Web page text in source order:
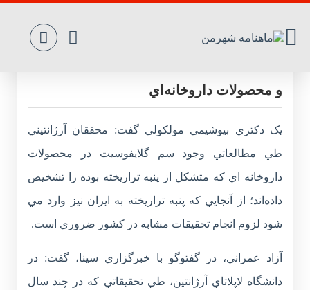
احتمال وجودسم «گلايفوسيت» در پوشک ‌بچه
‌و محصولات ‌داروخانه‌اي
يک دکتري بيوشيمي مولکولي گفت: محققان آرژانتيني
طي مطالعاتي وجود سم گلايفوسيت در محصولات
داروخانه اي که متشکل از پنبه تراريخته بوده را تشخيص
داده‌اند؛ از آنجايي که پنبه تراريخته به ايران نيز وارد مي
شود لزوم انجام تحقيقات مشابه در کشور ضروري است.
آزاد عمراني، در گفتوگو با خبرگزاري سينا، گفت: در
دانشگاه لاپلاتاي آرژانتين، طي تحقيقاتي که در چند سال